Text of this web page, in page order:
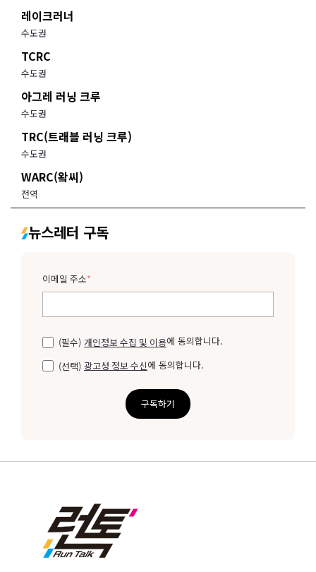
레이크러너
수도권
TCRC
수도권
아그레 러닝 크루
수도권
TRC(트래블 러닝 크루)
수도권
WARC(왘씨)
전역
뉴스레터 구독
이메일 주소*
(필수) 개인정보 수집 및 이용에 동의합니다.
(선택) 광고성 정보 수신에 동의합니다.
구독하기